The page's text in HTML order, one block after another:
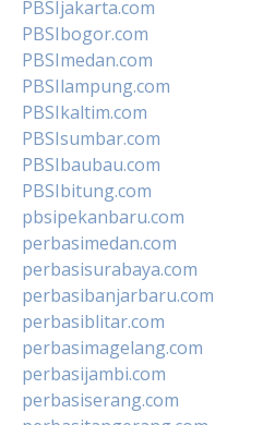
PBSIjakarta.com
PBSIbogor.com
PBSImedan.com
PBSIlampung.com
PBSIkaltim.com
PBSIsumbar.com
PBSIbaubau.com
PBSIbitung.com
pbsipekanbaru.com
perbasimedan.com
perbasisurabaya.com
perbasibanjarbaru.com
perbasiblitar.com
perbasimagelang.com
perbasijambi.com
perbasiserang.com